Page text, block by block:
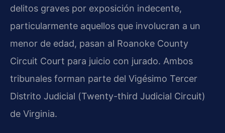
delitos graves por exposición indecente,
particularmente aquellos que involucran a un
menor de edad, pasan al Roanoke County
Circuit Court para juicio con jurado. Ambos
tribunales forman parte del Vigésimo Tercer
Distrito Judicial (Twenty-third Judicial Circuit)
de Virginia.